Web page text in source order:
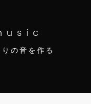
の音を作る